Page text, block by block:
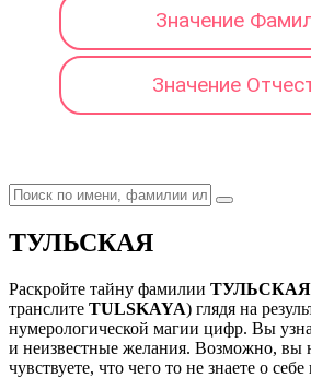
Значение
Значение
ТУЛЬСКАЯ
Раскройте тайну фамилии ТУЛЬСКАЯ
транслите TULSKAYA) глядя на
нумерологической магии цифр. Вы
и неизвестные желания. Возможно, вы
чувствуете, что чего то не знаете о